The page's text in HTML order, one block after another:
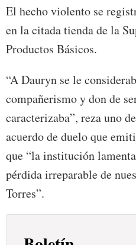
El hecho violento se
en la citada tienda de la
Productos Básicos.
“A Dauryn se le
compañerismo y don de
caracterizaba”, reza uno
acuerdo de duelo que
que “la institución
pérdida irreparable de
Torres”.